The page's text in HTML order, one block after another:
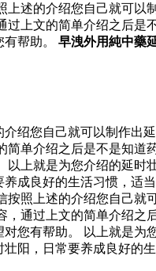
述的介绍您自己就可以
上文的简单介绍之后是
帮助。 早洩外用純中藥
绍您自己就可以制作出
单介绍之后是不是知道
上就是为您介绍的延时
成良好的生活习惯，适
照上述的介绍您自己就
通过上文的简单介绍之
您有帮助。 以上就是为
阳，日常要养成良好的